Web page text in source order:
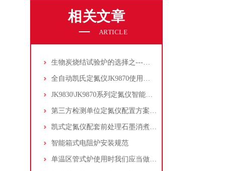
相关文章
ARTICLE
生物炭烧结试验炉的选择之---不锈钢内胆真空气氛炉
全自动凯氏定氮仪JK9870使用指南2021版
JK9830\JK9870系列定氮仪智能制冷联动设计
第三方检测单位定氮仪配置方案推荐
凯式定氮仪配套前处理石墨消煮炉和铝合金消煮炉区别分析
智能箱式电阻炉安装规范
单温区管式炉使用时我们应当做好哪些保养工作？